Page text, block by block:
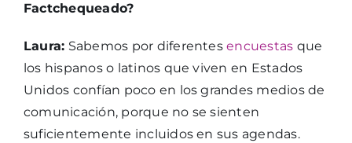
Factchequeado?
Laura: Sabemos por diferentesencuestas que
los hispanos o latinos que viven en Estados
Unidos confían poco en los grandes medios de
comunicación, porque no se sienten
suficientemente incluidos en sus agendas.